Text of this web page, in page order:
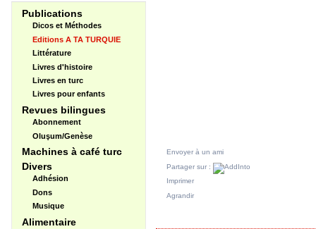
Publications
Dicos et Méthodes
Editions A TA TURQUIE
Littérature
Livres d'histoire
Livres en turc
Livres pour enfants
Revues bilingues
Abonnement
Oluşum/Genèse
Machines à café turc
Divers
Adhésion
Dons
Musique
Alimentaire
Envoyer à un ami
Partager sur :
Imprimer
Agrandir